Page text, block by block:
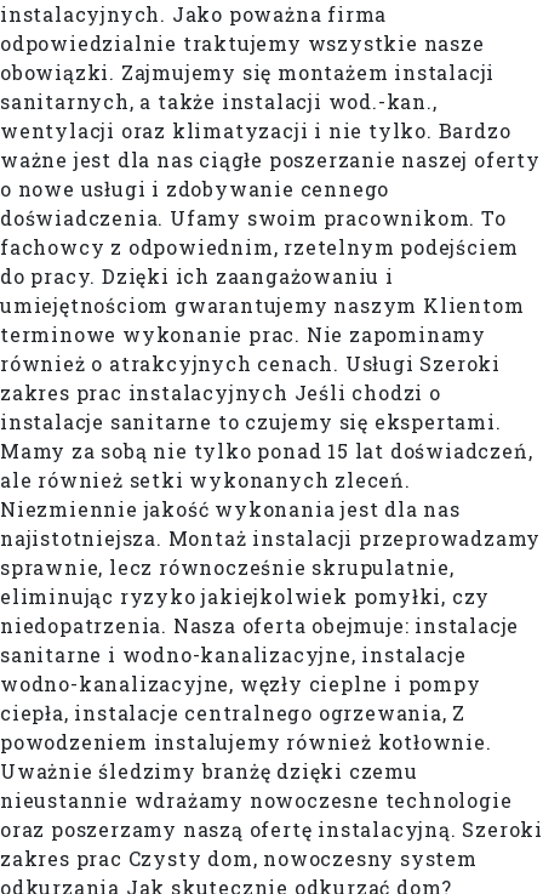
instalacyjnych. Jako poważna firma
odpowiedzialnie traktujemy wszystkie nasze
obowiązki. Zajmujemy się montażem instalacji
sanitarnych, a także instalacji wod.-kan.,
wentylacji oraz klimatyzacji i nie tylko. Bardzo
ważne jest dla nas ciągłe poszerzanie naszej oferty
o nowe usługi i zdobywanie cennego
doświadczenia. Ufamy swoim pracownikom. To
fachowcy z odpowiednim, rzetelnym podejściem
do pracy. Dzięki ich zaangażowaniu i
umiejętnościom gwarantujemy naszym Klientom
terminowe wykonanie prac. Nie zapominamy
również o atrakcyjnych cenach. Usługi Szeroki
zakres prac instalacyjnych Jeśli chodzi o
instalacje sanitarne to czujemy się ekspertami.
Mamy za sobą nie tylko ponad 15 lat doświadczeń,
ale również setki wykonanych zleceń.
Niezmiennie jakość wykonania jest dla nas
najistotniejsza. Montaż instalacji przeprowadzamy
sprawnie, lecz równocześnie skrupulatnie,
eliminując ryzyko jakiejkolwiek pomyłki, czy
niedopatrzenia. Nasza oferta obejmuje: instalacje
sanitarne i wodno-kanalizacyjne, instalacje
wodno-kanalizacyjne, węzły cieplne i pompy
ciepła, instalacje centralnego ogrzewania, Z
powodzeniem instalujemy również kotłownie.
Uważnie śledzimy branżę dzięki czemu
nieustannie wdrażamy nowoczesne technologie
oraz poszerzamy naszą ofertę instalacyjną. Szeroki
zakres prac Czysty dom, nowoczesny system
odkurzania Jak skutecznie odkurzać dom?